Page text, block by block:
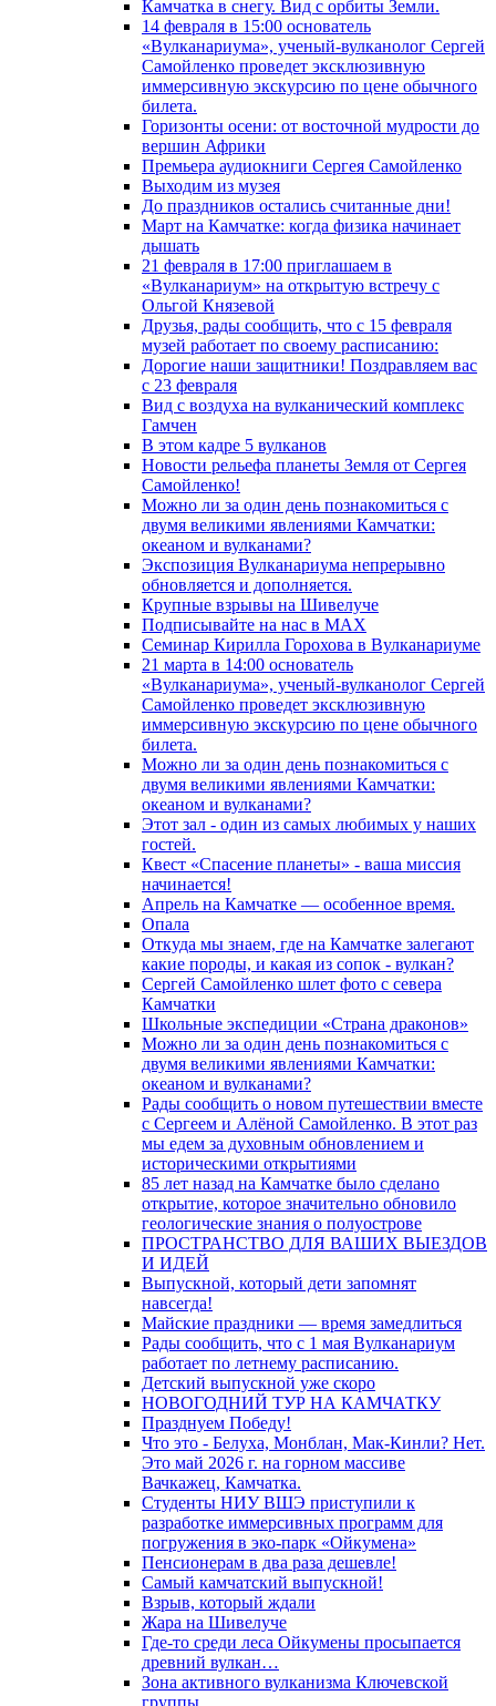
Камчатка в снегу. Вид с орбиты Земли.
14 февраля в 15:00 основатель
«Вулканариума», ученый-вулканолог Сергей
Самойленко проведет эксклюзивную
иммерсивную экскурсию по цене обычного
билета.
Горизонты осени: от восточной мудрости до
вершин Африки
Премьера аудиокниги Сергея Самойленко
Выходим из музея
До праздников остались считанные дни!
Март на Камчатке: когда физика начинает
дышать
21 февраля в 17:00 приглашаем в
«Вулканариум» на открытую встречу с
Ольгой Князевой
Друзья, рады сообщить, что с 15 февраля
музей работает по своему расписанию:
Дорогие наши защитники! Поздравляем вас
с 23 февраля
Вид с воздуха на вулканический комплекс
Гамчен
В этом кадре 5 вулканов
Новости рельефа планеты Земля от Сергея
Самойленко!
Можно ли за один день познакомиться с
двумя великими явлениями Камчатки:
океаном и вулканами?
Экспозиция Вулканариума непрерывно
обновляется и дополняется.
Крупные взрывы на Шивелуче
Подписывайте на нас в MAX
Семинар Кирилла Горохова в Вулканариуме
21 марта в 14:00 основатель
«Вулканариума», ученый-вулканолог Сергей
Самойленко проведет эксклюзивную
иммерсивную экскурсию по цене обычного
билета.
Можно ли за один день познакомиться с
двумя великими явлениями Камчатки:
океаном и вулканами?
Этот зал - один из самых любимых у наших
гостей.
Квест «Спасение планеты» - ваша миссия
начинается!
Апрель на Камчатке — особенное время.
Опала
Откуда мы знаем, где на Камчатке залегают
какие породы, и какая из сопок - вулкан?
Сергей Самойленко шлет фото с севера
Камчатки
Школьные экспедиции «Страна драконов»
Можно ли за один день познакомиться с
двумя великими явлениями Камчатки:
океаном и вулканами?
Рады сообщить о новом путешествии вместе
с Сергеем и Алёной Самойленко. В этот раз
мы едем за духовным обновлением и
историческими открытиями
85 лет назад на Камчатке было сделано
открытие, которое значительно обновило
геологические знания о полуострове
ПРОСТРАНСТВО ДЛЯ ВАШИХ ВЫЕЗДОВ
И ИДЕЙ
Выпускной, который дети запомнят
навсегда!
Майские праздники — время замедлиться
Рады сообщить, что с 1 мая Вулканариум
работает по летнему расписанию.
Детский выпускной уже скоро
НОВОГОДНИЙ ТУР НА КАМЧАТКУ
Празднуем Победу!
Что это - Белуха, Монблан, Мак-Кинли? Нет.
Это май 2026 г. на горном массиве
Вачкажец, Камчатка.
Студенты НИУ ВШЭ приступили к
разработке иммерсивных программ для
погружения в эко-парк «Ойкумена»
Пенсионерам в два раза дешевле!
Самый камчатский выпускной!
Взрыв, который ждали
Жара на Шивелуче
Где-то среди леса Ойкумены просыпается
древний вулкан…
Зона активного вулканизма Ключевской
группы